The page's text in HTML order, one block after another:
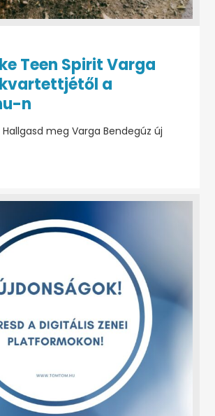
Teen Spirit Varga
a
n
meg Varga Bendegúz új